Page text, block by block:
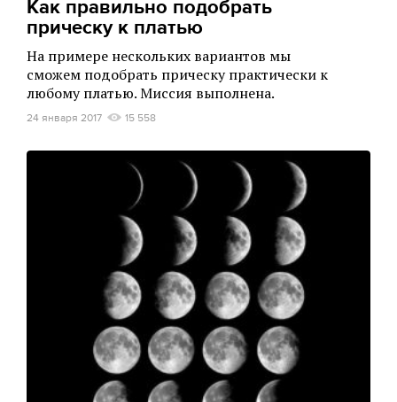
Как правильно подобрать
прическу к платью
На примере нескольких вариантов мы
сможем подобрать прическу практически к
любому платью. Миссия выполнена.
24 января 2017 15 558